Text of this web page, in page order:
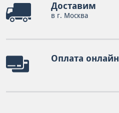
Доставим
в г. Москва
Оплата онлайн